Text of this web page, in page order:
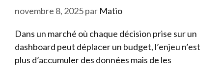
novembre 8, 2025par Matio
Dans un marché où chaque décision prise sur un
dashboard peut déplacer un budget, l’enjeu n’est
plus d’accumuler des données mais de les